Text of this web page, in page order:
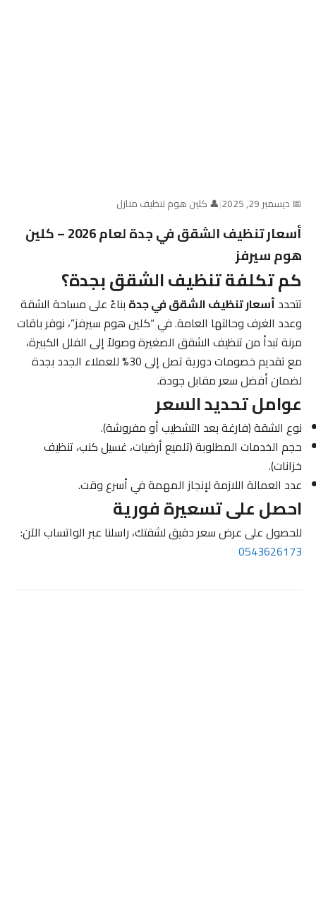
📅 ديسمبر 29, 2025 |👤 كلين هوم تنظيف منازل
أسعار تنظيف الشقق في جدة لعام 2026 – كلين
هوم سيرفز
كم تكلفة تنظيف الشقق بجدة؟
تتحددأسعار تنظيف الشقق في جدةبناءً على مساحة الشقة
وعدد الغرف وحالتها العامة. في “كلين هوم سيرفز”، نوفر باقات
مرنة تبدأ من تنظيف الشقق الصغيرة وصولاً إلى الفلل الكبيرة،
مع تقديم خصومات دورية تصل إلى 30% للعملاء الجدد بجدة
لضمان أفضل سعر مقابل جودة.
عوامل تحديد السعر
نوع الشقة (فارغة بعد التشطيب أو مفروشة).
حجم الخدمات المطلوبة (تلميع أرضيات، غسيل كنب، تنظيف
خزانات).
عدد العمالة اللازمة لإنجاز المهمة في أسرع وقت.
احصل على تسعيرة فورية
للحصول على عرض سعر دقيق لشقتك، راسلنا عبر الواتساب الآن:
0543626173